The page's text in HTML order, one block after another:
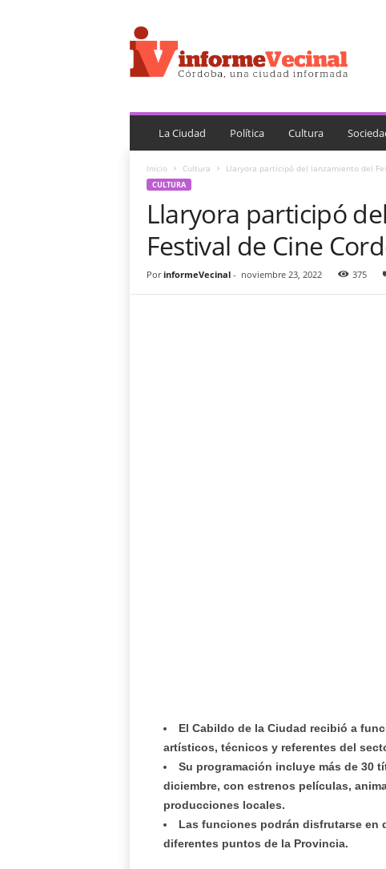
n
f
o
e
e
La Ciudad Política Cultura
Inicio Cultura Llaryora participó del lanzamiento del
CULTURA
Llaryora participó
Festival de Cine
Por informeVecinal- noviembre 23, 2022 375
El Cabildo de la Ciudad recibió a
artísticos, técnicos y referentes del
Su programación incluye más de 30
diciembre, con estrenos películas,
producciones locales.
Las funciones podrán disfrutarse en
diferentes puntos de la Provincia.